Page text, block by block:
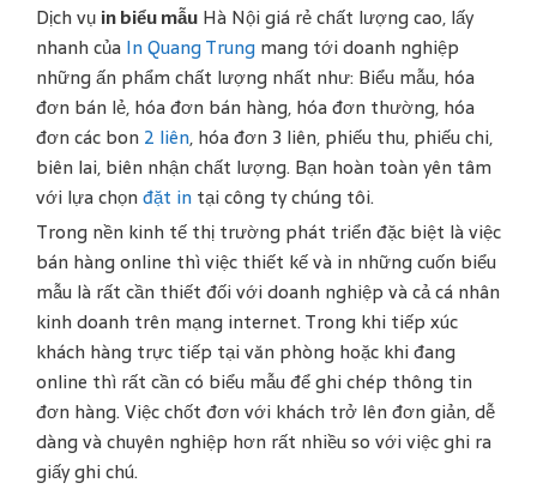
Dịch vụ in biểu mẫu Hà Nội giá rẻ chất lượng cao, lấy
nhanh của In Quang Trung mang tới doanh nghiệp
những ấn phẩm chất lượng nhất như: Biểu mẫu, hóa
đơn bán lẻ, hóa đơn bán hàng, hóa đơn thường, hóa
đơn các bon 2 liên, hóa đơn 3 liên, phiếu thu, phiếu chi,
biên lai, biên nhận chất lượng. Bạn hoàn toàn yên tâm
với lựa chọnđặt in tại công ty chúng tôi.
Trong nền kinh tế thị trường phát triển đặc biệt là việc
bán hàng online thì việc thiết kế và in những cuốn biểu
mẫu là rất cần thiết đối với doanh nghiệp và cả cá nhân
kinh doanh trên mạng internet. Trong khi tiếp xúc
khách hàng trực tiếp tại văn phòng hoặc khi đang
online thì rất cần có biểu mẫu để ghi chép thông tin
đơn hàng. Việc chốt đơn với khách trở lên đơn giản, dễ
dàng và chuyên nghiệp hơn rất nhiều so với việc ghi ra
giấy ghi chú.